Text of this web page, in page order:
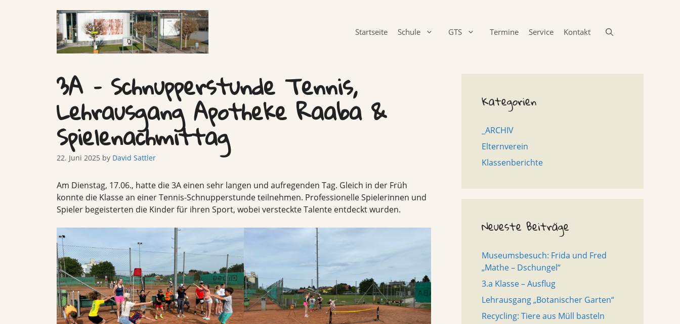
Startseite Schule GTS Termine Service Kontakt
3A – Schnupperstunde Tennis,
Lehrausgang Apotheke Raaba &
Spielenachmittag
22. Juni 2025 by David Sattler
Am Dienstag, 17.06., hatte die 3A einen sehr langen und aufregenden Tag. Gleich in der Früh
konnte die Klasse an einer Tennis-Schnupperstunde teilnehmen. Professionelle Spielerinnen und
Spieler begeisterten die Kinder für ihren Sport, wobei versteckte Talente entdeckt wurden.
Kategorien
_ARCHIV
Elternverein
Klassenberichte
Neueste Beiträge
Museumsbesuch: Frida und Fred
„Mathe – Dschungel“
3.a Klasse – Ausflug
Lehrausgang „Botanischer Garten“
Recycling: Tiere aus Müll basteln